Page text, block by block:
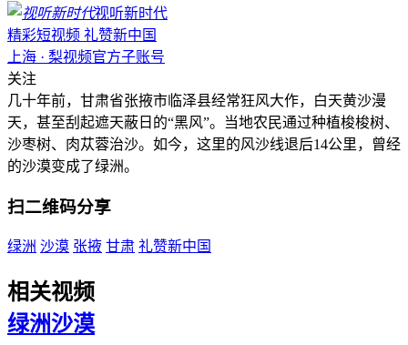
视听新时代
精彩短视频 礼赞新中国
上海 · 梨视频官方子账号
关注
几十年前，甘肃省张掖市临泽县经常狂风大作，白天黄沙漫
天，甚至刮起遮天蔽日的“黑风”。当地农民通过种植梭梭树、
沙枣树、肉苁蓉治沙。如今，这里的风沙线退后14公里，曾经
的沙漠变成了绿洲。
扫二维码分享
绿洲 沙漠 张掖 甘肃 礼赞新中国
相关视频
绿洲沙漠